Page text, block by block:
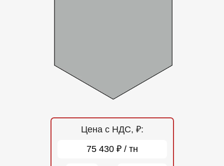
Цена с НДС, ₽:
75 430 ₽ / тн